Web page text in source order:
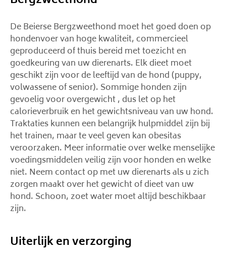
De Beierse Bergzweethond moet het goed doen op
hondenvoer van hoge kwaliteit, commercieel
geproduceerd of thuis bereid met toezicht en
goedkeuring van uw dierenarts. Elk dieet moet
geschikt zijn voor de leeftijd van de hond (puppy,
volwassene of senior). Sommige honden zijn
gevoelig voor overgewicht , dus let op het
calorieverbruik en het gewichtsniveau van uw hond.
Traktaties kunnen een belangrijk hulpmiddel zijn bij
het trainen, maar te veel geven kan obesitas
veroorzaken. Meer informatie over welke menselijke
voedingsmiddelen veilig zijn voor honden en welke
niet. Neem contact op met uw dierenarts als u zich
zorgen maakt over het gewicht of dieet van uw
hond. Schoon, zoet water moet altijd beschikbaar
zijn.
Uiterlijk en verzorging